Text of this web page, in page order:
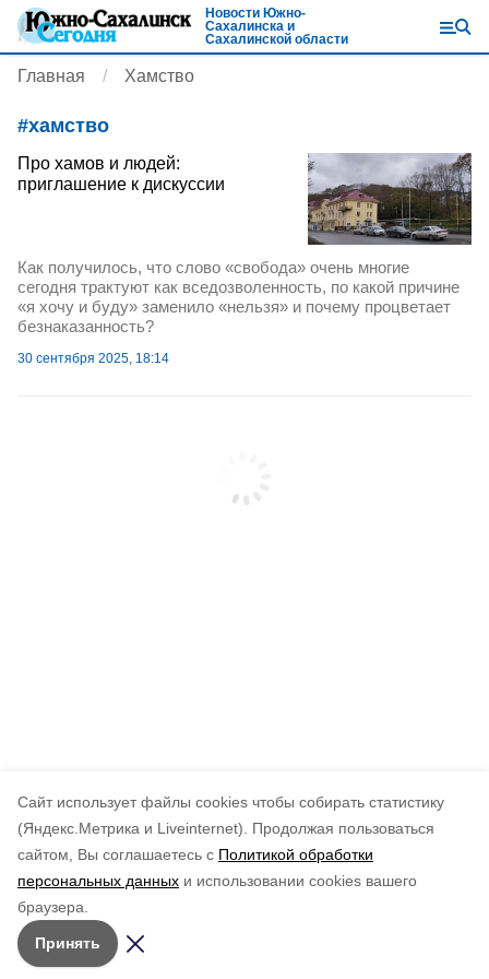
Cайт использует файлы cookies чтобы собирать статистику
(Яндекс.Метрика и Liveinternet).
Продолжая пользоваться
сайтом, Вы соглашаетесь с Политикой обработки
персональных данных и использовании cookies вашего
браузера.
Принять
Новости Южно-
Сахалинска и
Сахалинской области
Главная Хамство
#хамство
Про хамов и людей:
приглашение к дискуссии
Как получилось, что слово «свобода» очень многие
сегодня трактуют как вседозволенность, по какой причине
«я хочу и буду» заменило «нельзя» и почему процветает
безнаказанность?
30 сентября 2025, 18:14